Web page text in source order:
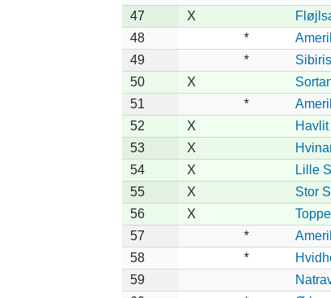
47
X
48
*
49
*
50
X
51
*
52
X
53
X
54
X Lille
55
X Stor
56
X
57
*
58
*
59